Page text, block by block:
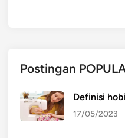
Postingan
Definisi
17/05/2023